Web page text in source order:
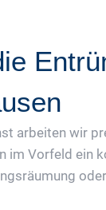
arbeiten wir
im Vorfeld ein